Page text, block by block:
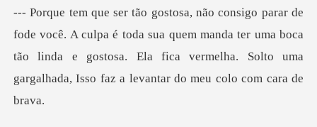
a é toda sua quem manda ter uma boca
tão linda e gostosa. Ela fica vermelha